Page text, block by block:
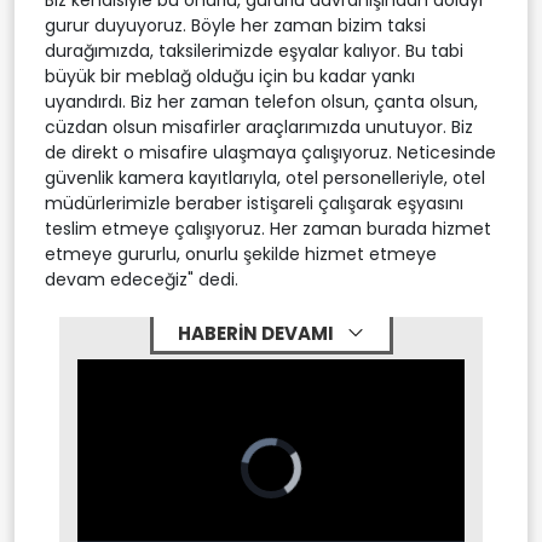
gurur duyuyoruz. Böyle her zaman bizim taksi
durağımızda, taksilerimizde eşyalar kalıyor. Bu tabi
büyük bir meblağ olduğu için bu kadar yankı
uyandırdı. Biz her zaman telefon olsun, çanta olsun,
cüzdan olsun misafirler araçlarımızda unutuyor. Biz
de direkt o misafire ulaşmaya çalışıyoruz. Neticesinde
güvenlik kamera kayıtlarıyla, otel personelleriyle, otel
müdürlerimizle beraber istişareli çalışarak eşyasını
teslim etmeye çalışıyoruz. Her zaman burada hizmet
etmeye gururlu, onurlu şekilde hizmet etmeye
devam edeceğiz" dedi.
HABERİN DEVAMI
Video
Player
is
loading.